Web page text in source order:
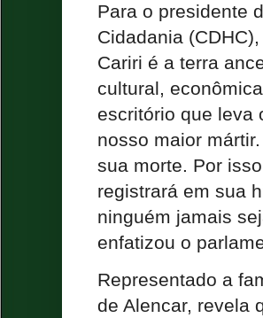
Para o presidente
Cidadania
Cariri é a terra
cultural,
escritório que leva
nosso maior
sua morte. Por
registrará em sua
ninguém jamais
enfatizou o
Representado a
de Alencar, revela